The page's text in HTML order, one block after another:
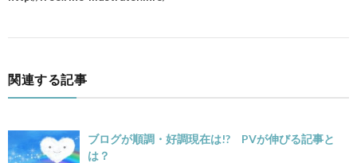
関連する記事
ブログが順調・好調現在は!? PVが伸びる記事と
は？